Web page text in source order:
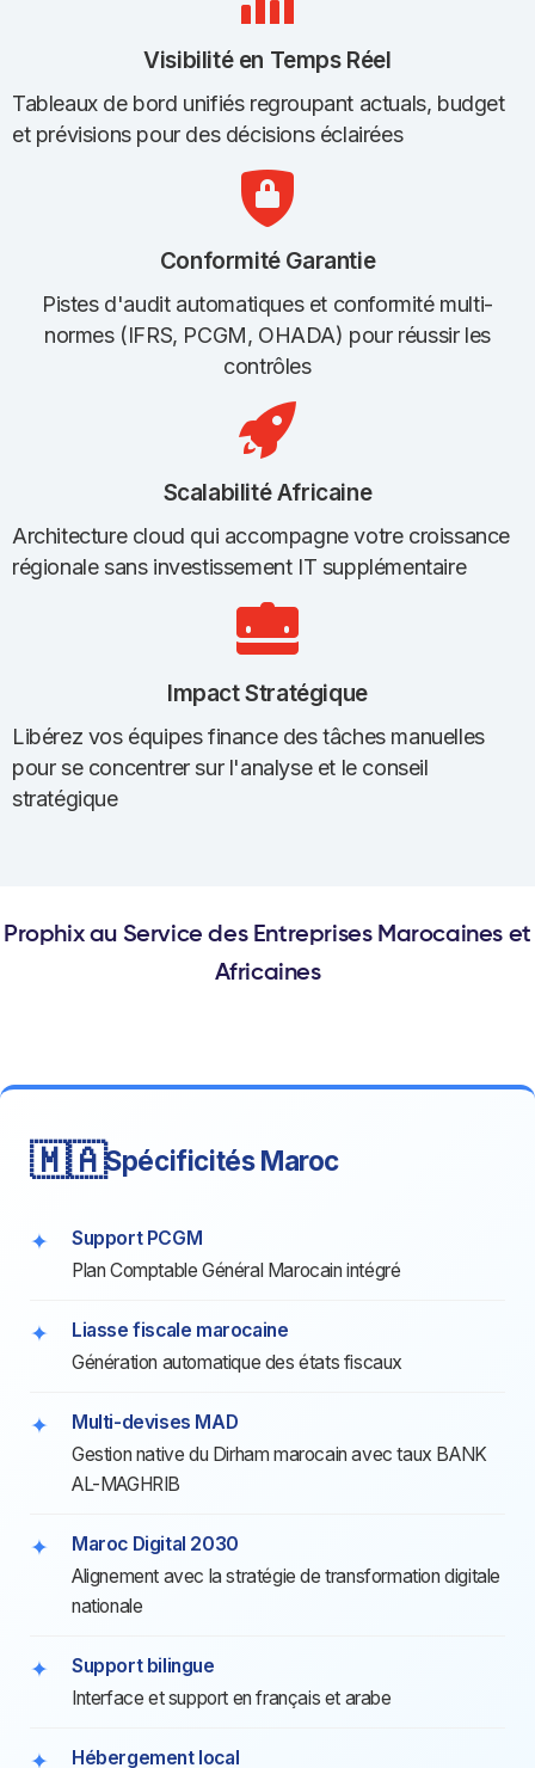
Visibilité en Temps Réel
Tableaux de bord unifiés regroupant actuals, budget
et prévisions pour des décisions éclairées
Conformité Garantie
Pistes d'audit automatiques et conformité multi-
normes (IFRS, PCGM, OHADA) pour réussir les
contrôles
Scalabilité Africaine
Architecture cloud qui accompagne votre croissance
régionale sans investissement IT supplémentaire
Impact Stratégique
Libérez vos équipes finance des tâches manuelles
pour se concentrer sur l'analyse et le conseil
stratégique
Prophix au Service des Entreprises Marocaines et
Africaines
🇲🇦Spécificités Maroc
Support PCGM
Plan Comptable Général Marocain intégré
Liasse fiscale marocaine
Génération automatique des états fiscaux
Multi-devises MAD
Gestion native du Dirham marocain avec taux BANK
AL-MAGHRIB
Maroc Digital 2030
Alignement avec la stratégie de transformation digitale
nationale
Support bilingue
Interface et support en français et arabe
Hébergement local